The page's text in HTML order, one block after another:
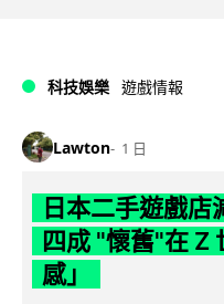
科技娛樂 遊戲情報
Lawton 1 日
日本二手遊戲
四成 "懷舊"在 Z
感」